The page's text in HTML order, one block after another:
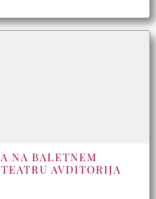
NA BALETNEM
AVDITORIJA